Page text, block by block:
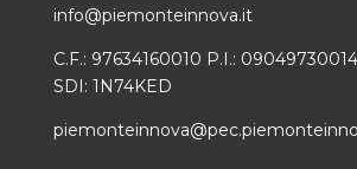
info@piemonteinnova.it
C.F.: 97634160010 P.I.: 09049730014
SDI: 1N74KED